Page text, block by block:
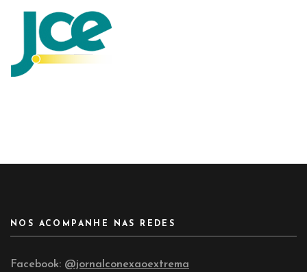
NOS ACOMPANHE NAS REDES
Facebook: @jornalconexaoextrema